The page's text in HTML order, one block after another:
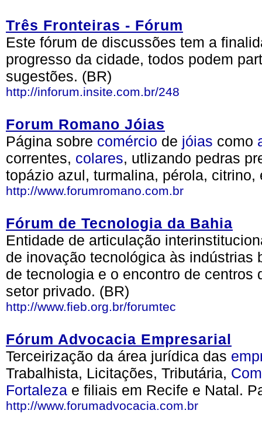
Três Fronteiras - Fórum
Este fórum de discussões tem a
progresso da cidade, todos podem
sugestões. (BR)
http://inforum.insite.com.br/248
Forum Romano Jóias
Página sobre comércio de jóias como
correntes, colares, utlizando pedras
topázio azul, turmalina, pérola, citrino,
http://www.forumromano.com.br
Fórum de Tecnologia da Bahia
Entidade de articulação
de inovação tecnológica às indústrias
de tecnologia e o encontro de
setor privado. (BR)
http://www.fieb.org.br/forumtec
Fórum Advocacia Empresarial
Terceirização da área jurídica das
Trabalhista, Licitações, Tributária,
Fortaleza e filiais em Recife e Natal.
http://www.forumadvocacia.com.br